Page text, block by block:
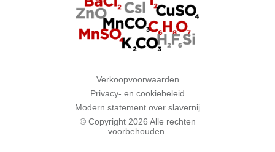
Verkoopvoorwaarden
Privacy- en cookiebeleid
Modern statement over slavernij
© Copyright 2026 Alle rechten
voorbehouden.